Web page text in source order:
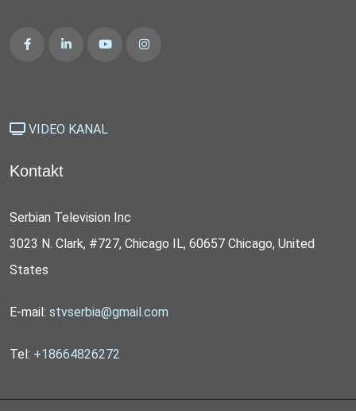
VIDEO KANAL
Kontakt
Serbian Television Inc
3023 N. Clark, #727, Chicago IL, 60657 Chicago, United
States
E-mail: stvserbia@gmail.com
Tel: +18664826272